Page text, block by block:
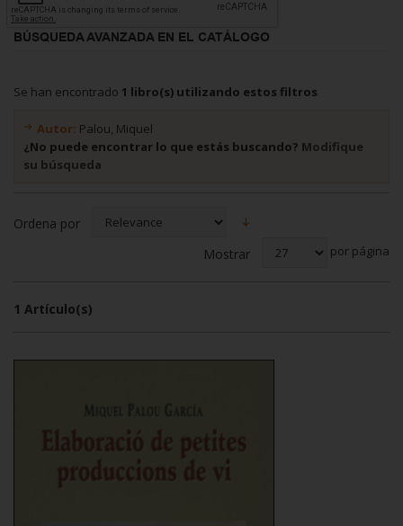
BÚSQUEDA AVANZADA EN EL CATÁLOGO
Se han encontrado 1 libro(s) utilizando estos filtros
Autor: Palou, Miquel
¿No puede encontrar lo que estás buscando? Modifique
su búsqueda
Ordena por
Mostrar
por página
1 Artículo(s)